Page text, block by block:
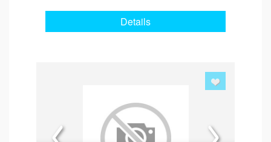
Details